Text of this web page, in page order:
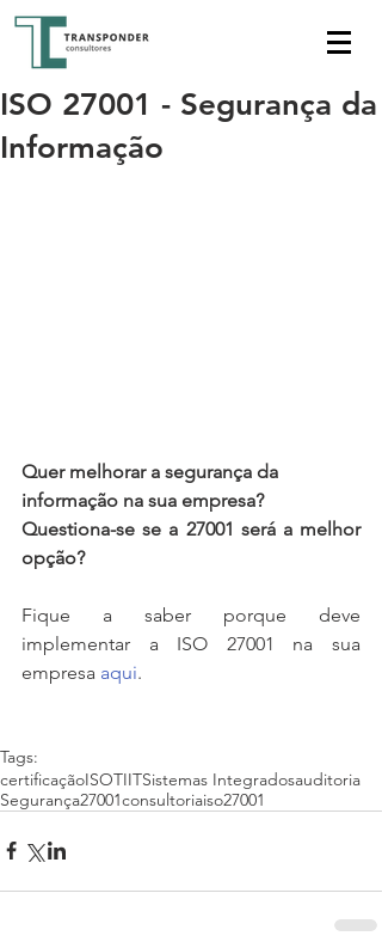
ISO 27001 - Segurança da
Informação
Quer melhorar a segurança da
informação na sua empresa?
Questiona-se se a 27001 será a melhor
opção?
Fique a saber porque deve
implementar a ISO 27001 na sua
empresa aqui.
Tags:
certificaçãoISOTIITSistemas Integradosauditoria
Segurança27001consultoriaiso27001